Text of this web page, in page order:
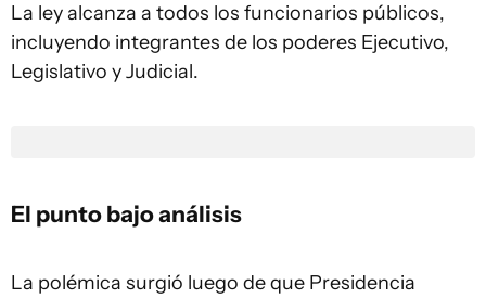
La ley alcanza a todos los funcionarios públicos,
incluyendo integrantes de los poderes Ejecutivo,
Legislativo y Judicial.
El punto bajo análisis
La polémica surgió luego de que Presidencia